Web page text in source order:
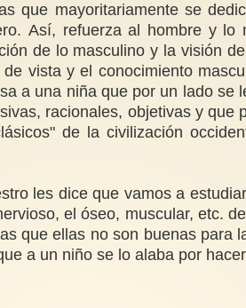
mayoritariamente se
Así, refuerza al hombre y
de lo masculino y la visión
vista y el conocimiento
a una niña que por un lado se
racionales, objetivas y
de la civilización
les dice que vamos a
el óseo, muscular, etc.
que ellas no son buenas para
a un niño se lo alaba por